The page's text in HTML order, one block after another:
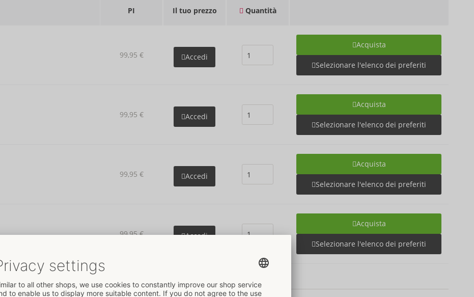
PI Il tuo prezzo Quantità
99,95 € Accedi
Acquista
Selezionare l'elenco dei preferiti
99,95 € Accedi
Acquista
Selezionare l'elenco dei preferiti
99,95 € Accedi
Acquista
Selezionare l'elenco dei preferiti
99,95 € Accedi
Acquista
Selezionare l'elenco dei preferiti
Dettagli